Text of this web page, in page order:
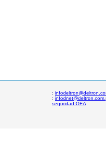
:
:
seguridad OEA